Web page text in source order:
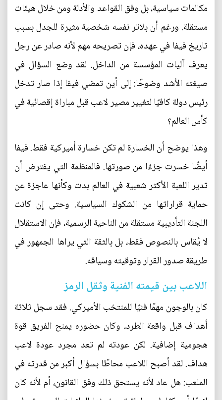
مكالمات سياسية، بل وفق القواعد والأدلة ومن خلال هيئات
مستقلة. ورغم أن بلاتر نفسه شخصية مثيرة للجدل بسبب
تاريخ فيفا في عهده، فإن تصريحه مهم لأنه صادر عن رجل
يعرف آليات المؤسسة من الداخل. لقد وضع السؤال في
صيغته الأشد وضوحًا: إلى أين تمضي فيفا إذا صار تدخل
رئيس دولة كافيًا لتغيير مصير لاعب قبل مباراة إقصائية في
كأس العالم؟
وهذا يوضح أن الخسارة لم تكن خسارة أميركية فقط. فيفا
أيضًا خسرت جزءًا من صورتها. فالمنظمة التي يفترض أن
تدير اللعبة الأكثر شعبية في العالم بدت وكأنها عاجزة عن
حماية قراراتها من الشكوك السياسية. وحتى إن كانت
اللجنة التأديبية مستقلة من الناحية الرسمية، فإن الاستقلال
لا يُقاس بالنصوص فقط، بل بالثقة التي يراها الجمهور في
طريقة صدور القرار وتوقيته وسياقه.
اللاعب بين قيمته الفنية وثقل الرمز
كان بالوجون مهمًا فنيًا للمنتخب الأميركي. فقد سجل ثلاثة
أهداف قبل واقعة الطرد، وكان حضوره يمنح الفريق قوة
هجومية إضافية. لكن عودته لم تعد مجرد عودة لاعب
هداف. لقد أصبح اللاعب محاطًا بسؤال أكبر من قدرته في
الملعب: هل عاد لأنه يستحق ذلك وفق القانون، أم لأنه كان